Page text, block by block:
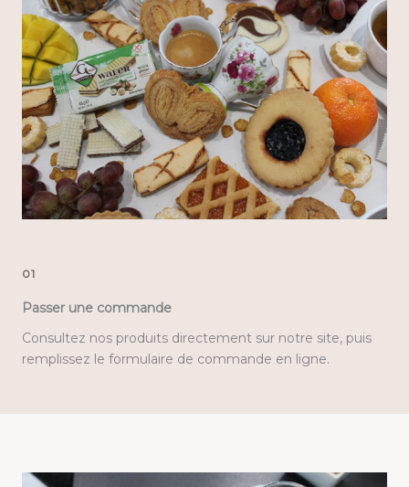
01
Passer une commande
Consultez nos produits directement sur notre site, puis
remplissez le formulaire de commande en ligne.